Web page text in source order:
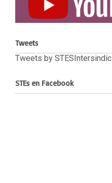
Tweets
Tweets by STESIntersindic
STEs en Facebook